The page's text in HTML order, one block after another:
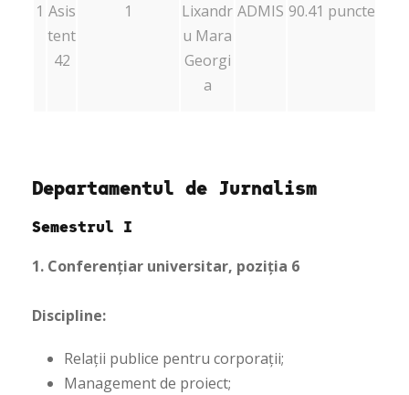
1 Asis
tent
42
1
Lixandr
u Mara
Georgi
a
ADMIS 90.41 puncte
Departamentul de Jurnalism
Semestrul I
1. Conferențiar universitar, poziția 6
Discipline:
Relații publice pentru corporații;
Management de proiect;